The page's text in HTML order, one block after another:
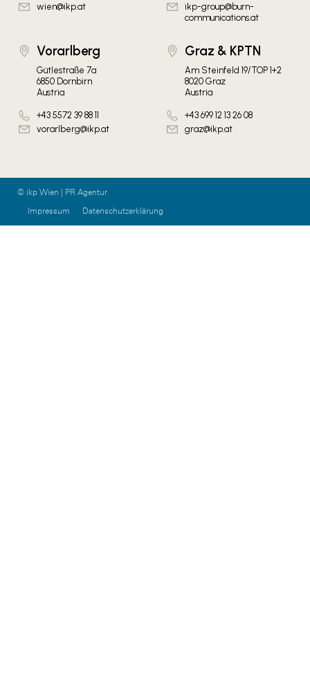
wien@ikp.at
ikp-group@burn-
communications.at
Vorarlberg
Gütlestraße 7a
6850 Dornbirn
Austria
+43 5572 39 88 11
vorarlberg@ikp.at
Graz & KPTN
Am Steinfeld 19/TOP 1+2
8020 Graz
Austria
+43 699 12 13 26 08
graz@ikp.at
© ikp Wien | PR Agentur
Impressum
Datenschutzerklärung